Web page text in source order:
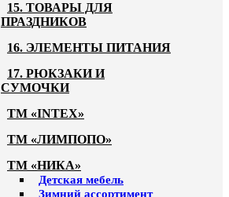
15. ТОВАРЫ ДЛЯ
ПРАЗДНИКОВ
16. ЭЛЕМЕНТЫ ПИТАНИЯ
17. РЮКЗАКИ И
СУМОЧКИ
ТМ «INTEX»
ТМ «ЛИМПОПО»
ТМ «НИКА»
Детская мебель
Зимний ассортимент